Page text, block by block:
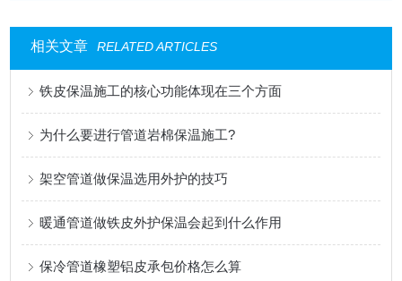
相关文章 RELATED ARTICLES
铁皮保温施工的核心功能体现在三个方面
为什么要进行管道岩棉保温施工?
架空管道做保温选用外护的技巧
暖通管道做铁皮外护保温会起到什么作用
保冷管道橡塑铝皮承包价格怎么算